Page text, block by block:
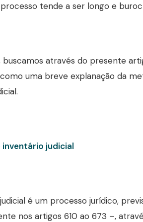
tende a ser longo e
buscamos através do presente
uma breve explanação da
inventário judicial
é um processo jurídico,
nos artigos 610 ao 673 –,